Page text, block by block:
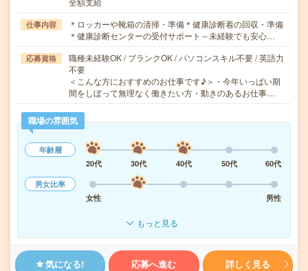
仕事内容
＊ロッカーや靴箱の清掃・準備＊健康診断着の回収・準備
＊健康診断センターの受付サポート～未経験でも安心…
応募資格
職種未経験OK / ブランクOK / パソコンスキル不要 / 英語力
不要
＜こんな方におすすめのお仕事です♪＞・今年いっぱい期
間をしぼって無理なく働きたい方・動きのあるお仕事…
職場の雰囲気
年齢層
20代
30代 40代 50代
60代
男女比率
女性
男性
もっと見る
気になる! 応募へ進む 詳しく見る